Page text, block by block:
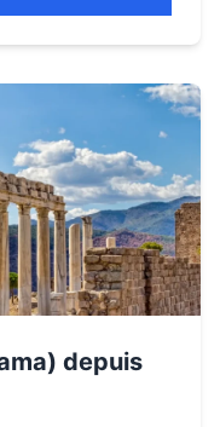
depuis